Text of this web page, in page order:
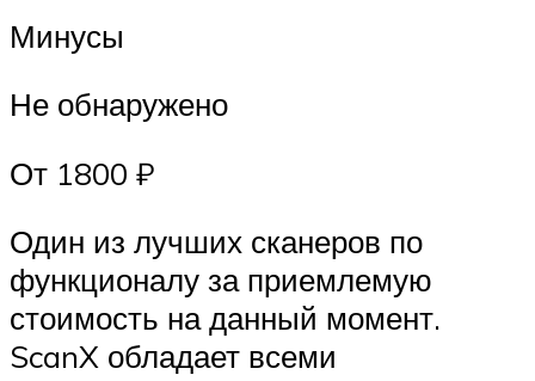
Минусы
Не обнаружено
От 1800 ₽
Один из лучших сканеров по
функционалу за приемлемую
стоимость на данный момент.
ScanX обладает всеми